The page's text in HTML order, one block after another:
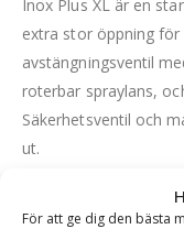
För att ge dig den bästa
Inox Plus XL är en
extra stor öppning
avstängningsventil
roterbar spraylans,
Säkerhetsventil och
ut.
Levereras med
enklare portabel